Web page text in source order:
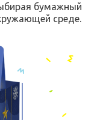
бумажный
среде.